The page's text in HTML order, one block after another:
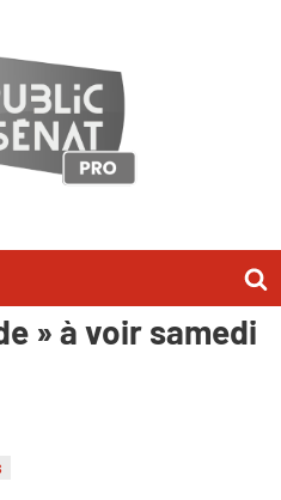
de retraite :
» à voir samedi